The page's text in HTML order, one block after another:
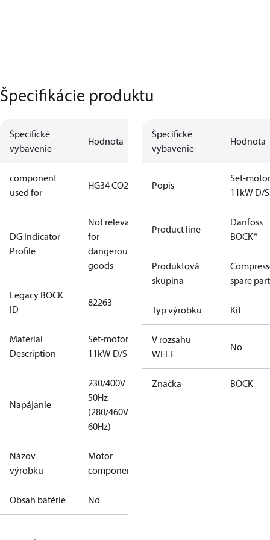
Špecifikácie produktu
Špecifické
vybavenie
Hodnota
component
used for
HG34 CO2 T
DG Indicator
Profile
Not relevant
for
dangerous
goods
Legacy BOCK
ID
82263
Material
Description
Set-motor
11kW D/S
Napájanie
230/400V
50Hz
(280/460V
60Hz)
Názov
výrobku
Motor
component
Obsah batérie No
Špecifické
vybavenie
Hodnota
Popis
Set-motor
11kW D/S
Product line
Danfoss
BOCK®
Produktová
skupina
spare
Typ výrobku Kit
V rozsahu
WEEE
No
Značka BOCK